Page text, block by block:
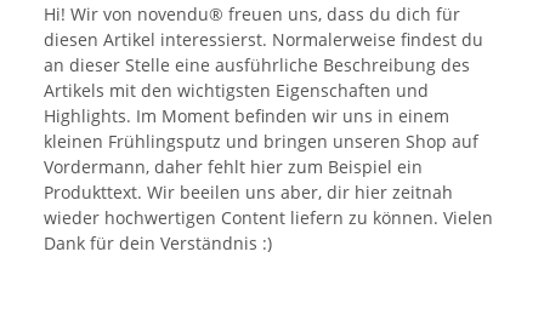
Hi! Wir von novendu® freuen uns, dass du dich für
diesen Artikel interessierst. Normalerweise findest du
an dieser Stelle eine ausführliche Beschreibung des
Artikels mit den wichtigsten Eigenschaften und
Highlights. Im Moment befinden wir uns in einem
kleinen Frühlingsputz und bringen unseren Shop auf
Vordermann, daher fehlt hier zum Beispiel ein
Produkttext. Wir beeilen uns aber, dir hier zeitnah
wieder hochwertigen Content liefern zu können. Vielen
Dank für dein Verständnis :)